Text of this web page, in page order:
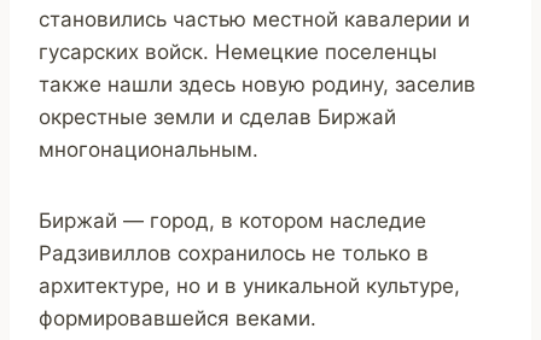
становились частью местной кавалерии и
гусарских войск. Немецкие поселенцы
также нашли здесь новую родину, заселив
окрестные земли и сделав Биржай
многонациональным.
Биржай — город, в котором наследие
Радзивиллов сохранилось не только в
архитектуре, но и в уникальной культуре,
формировавшейся веками.